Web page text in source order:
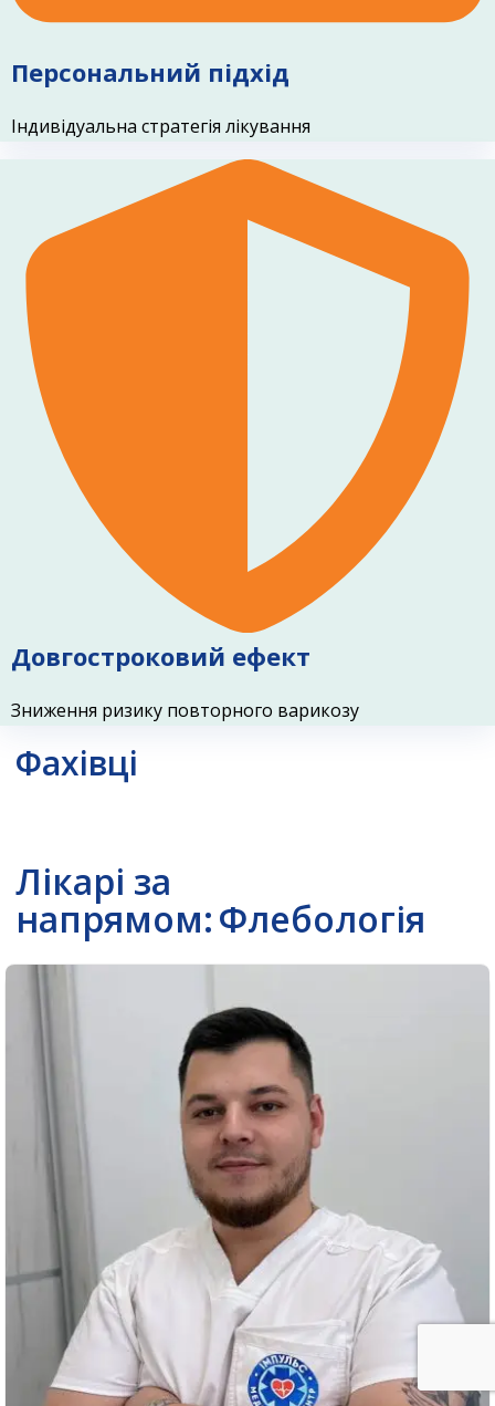
Персональний підхід
Індивідуальна стратегія лікування
Довгостроковий ефект
Зниження ризику повторного варикозу
Фахівці
Лікарі за
напрямом:Флебологія